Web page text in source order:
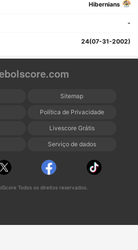
Hibernians
-
24(07-31-2002)
Sitemap
Política de Privacidade
Livescore Grátis
Serviço de dados
Todos os direitos reservados.